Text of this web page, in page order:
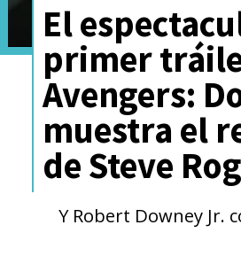
El
primer
Avengers:
muestra el
de Steve
Y Robert Downey Jr.